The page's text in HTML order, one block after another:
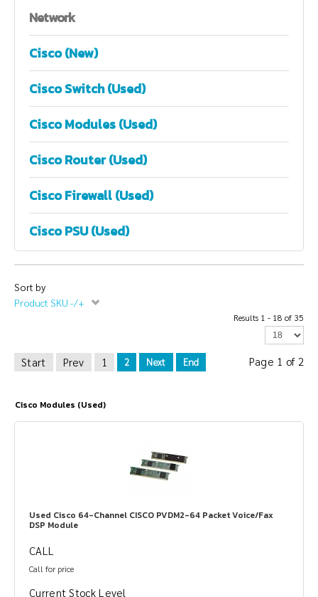
Network
Cisco (New)
Cisco Switch (Used)
Cisco Modules (Used)
Cisco Router (Used)
Cisco Firewall (Used)
Cisco PSU (Used)
Sort by
Product SKU -/+
Results 1 - 18 of 35
Start Prev 1 2 Next End Page 1 of 2
Cisco Modules (Used)
Used Cisco 64-Channel CISCO PVDM2-64 Packet Voice/Fax
DSP Module
CALL
Call for price
Current Stock Level